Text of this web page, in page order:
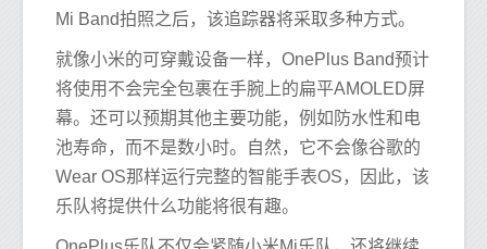
Mi Band拍照之后，该追踪器将采取多种方式。
就像小米的可穿戴设备一样，OnePlus Band预计
将使用不会完全包裹在手腕上的扁平AMOLED屏
幕。还可以预期其他主要功能，例如防水性和电
池寿命，而不是数小时。自然，它不会像谷歌的
Wear OS那样运行完整的智能手表OS，因此，该
乐队将提供什么功能将很有趣。